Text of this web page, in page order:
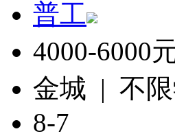
普工
4000-6000
金城 | 不
8-7